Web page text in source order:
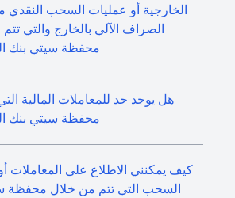
الخارجية أو عمليات السحب النقدي
الصراف الآلي بالخارج والتي
محفظة سيتي بنك
هل يوجد حد للمعاملات المالية
محفظة سيتي بنك
كيف يمكنني الاطلاع على المعاملات
السحب التي تتم من خلال محفظة